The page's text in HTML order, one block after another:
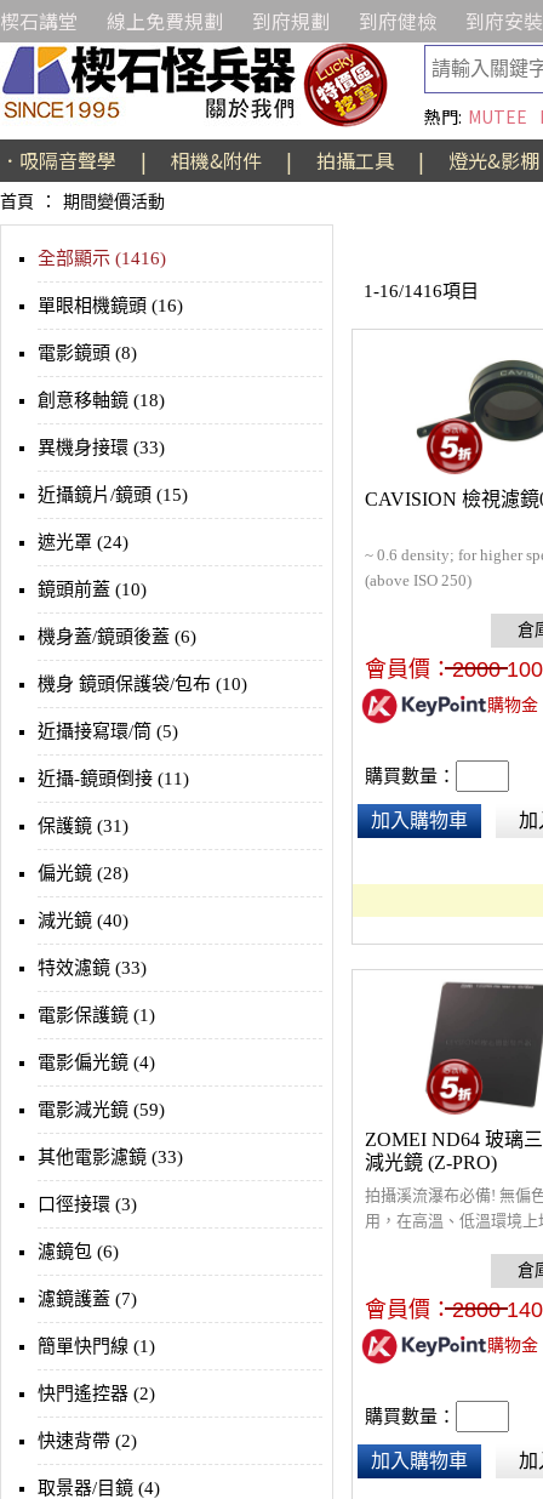
楔石講堂 線上免費規劃 到府規劃 到府健檢 到府安裝
熱門: MUTEE
．吸隔音聲學 | 相機&附件 | 拍攝工具 | 燈光&影棚
首頁 ： 期間變價活動
全部顯示 (1416)
單眼相機鏡頭 (16)
電影鏡頭 (8)
創意移軸鏡 (18)
異機身接環 (33)
近攝鏡片/鏡頭 (15)
遮光罩 (24)
鏡頭前蓋 (10)
機身蓋/鏡頭後蓋 (6)
機身 鏡頭保護袋/包布 (10)
近攝接寫環/筒 (5)
近攝-鏡頭倒接 (11)
保護鏡 (31)
偏光鏡 (28)
減光鏡 (40)
特效濾鏡 (33)
電影保護鏡 (1)
電影偏光鏡 (4)
電影減光鏡 (59)
其他電影濾鏡 (33)
口徑接環 (3)
濾鏡包 (6)
濾鏡護蓋 (7)
簡單快門線 (1)
快門遙控器 (2)
快速背帶 (2)
取景器/目鏡 (4)
1-16/1416項目
CAVISION 檢視濾鏡
~ 0.6 density; for higher
(above ISO 250)
會員價：2000
購物金
購買數量：
加入購物車 加
ZOMEI ND64 玻璃
減光鏡 (Z-PRO)
拍攝溪流瀑布必備! 無偏
用，在高溫、低溫環境上
瀑布、降低快門速度的
大景必備。
會員價：2800
購物金
購買數量：
加入購物車 加